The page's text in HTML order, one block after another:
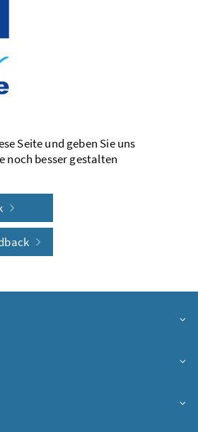
Seite und geben Sie uns
noch besser gestalten